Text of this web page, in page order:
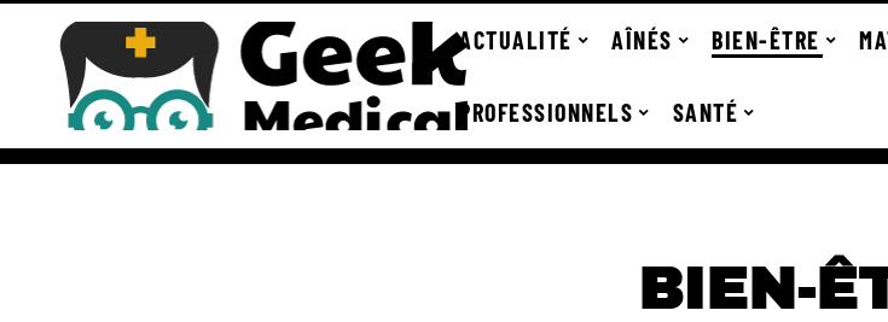
ACTUALITÉ AÎNÉS BIEN-ÊTRE
PROFESSIONNELS SANTÉ
BIEN-